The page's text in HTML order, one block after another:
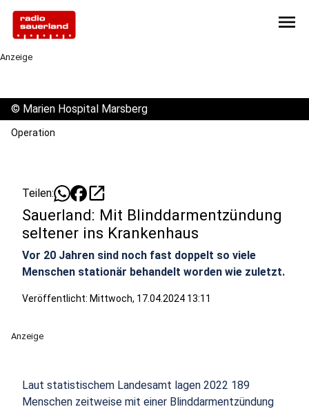
menu
Anzeige
© Marien Hospital Marsberg
Operation
Teilen: open_in_new
Sauerland: Mit Blinddarmentzündung
seltener ins Krankenhaus
Vor 20 Jahren sind noch fast doppelt so viele
Menschen stationär behandelt worden wie zuletzt.
Veröffentlicht: Mittwoch, 17.04.2024 13:11
Anzeige
Laut statistischem Landesamt lagen 2022 189
Menschen zeitweise mit einer Blinddarmentzündung